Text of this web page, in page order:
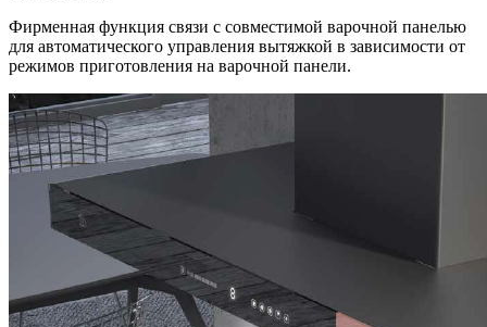
Фирменная функция связи с совместимой варочной панелью
для автоматического управления вытяжкой в зависимости от
режимов приготовления на варочной панели.